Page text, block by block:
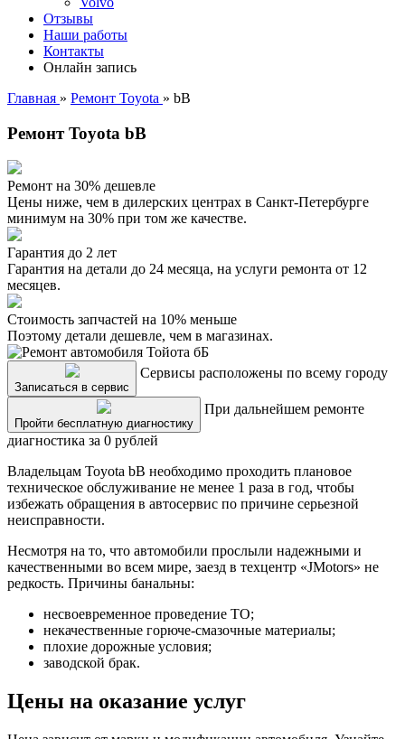
Отзывы
Наши работы
Контакты
Онлайн запись
Главная » Ремонт Toyota » bB
Ремонт Toyota bB
Ремонт на 30% дешевле
Цены ниже, чем в дилерских центрах в Санкт-Петербурге
минимум на 30% при том же качестве.
Гарантия до 2 лет
Гарантия на детали до 24 месяца, на услуги ремонта от 12
месяцев.
Стоимость запчастей на 10% меньше
Поэтому детали дешевле, чем в магазинах.
Записаться в сервис
Сервисы расположены по всему городу
Пройти бесплатную диагностику
При дальнейшем ремонте
диагностика за 0 рублей
Владельцам Toyota bB необходимо проходить плановое
техническое обслуживание не менее 1 раза в год, чтобы
избежать обращения в автосервис по причине серьезной
неисправности.
Несмотря на то, что автомобили прослыли надежными и
качественными во всем мире, заезд в техцентр «JMotors» не
редкость. Причины банальны:
несвоевременное проведение ТО;
некачественные горюче-смазочные материалы;
плохие дорожные условия;
заводской брак.
Цены на оказание услуг